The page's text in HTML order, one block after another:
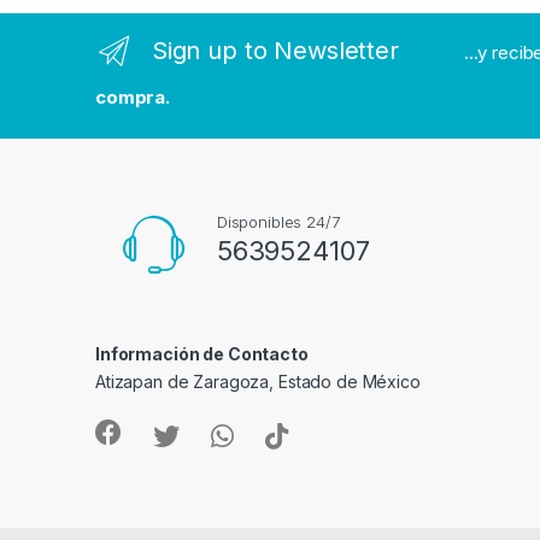
Sign up to Newsletter ...y
compra.
Disponibles 24/7
5639524107
Información de Contacto
Atizapan de Zaragoza, Estado de México